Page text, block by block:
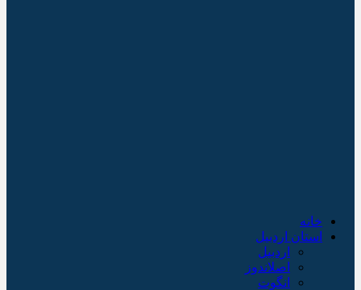
خانه
استان اردبیل
اردبیل
اصلاندوز
انگوت